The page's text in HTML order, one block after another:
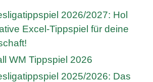
2026/2027: Hol
Excel-Tippspiel für deine
WM Tippspiel 2026
2025/2026: Das